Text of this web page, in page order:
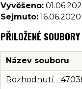
Vyvěšeno:
Sejmuto: 16.06.2020
PŘILOŽENÉ SOUBORY
Název souboru
Rozhodnutí -